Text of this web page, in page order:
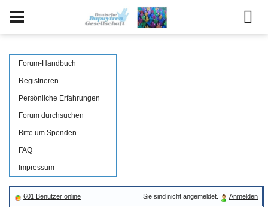
Forum-Handbuch
Registrieren
Persönliche Erfahrungen
Forum durchsuchen
Bitte um Spenden
FAQ
Impressum
601 Benutzer online Sie sind nicht angemeldet. Anmelden